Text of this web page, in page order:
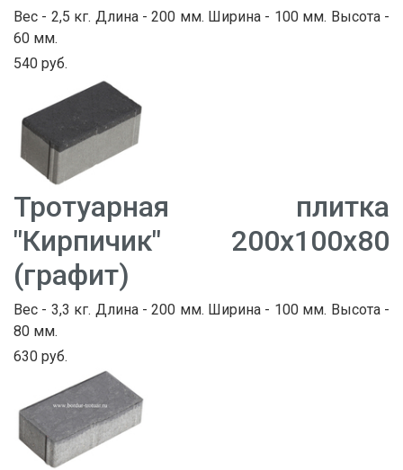
Вес - 2,5 кг. Длина - 200 мм. Ширина - 100 мм. Высота -
60 мм.
540 руб.
Тротуарная плитка
"Кирпичик" 200х100х80
(графит)
Вес - 3,3 кг. Длина - 200 мм. Ширина - 100 мм. Высота -
80 мм.
630 руб.